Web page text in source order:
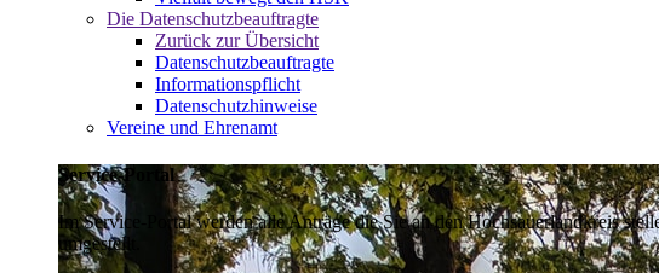
Die Datenschutzbeauftragte
Zurück zur Übersicht
Datenschutzbeauftragte
Informationspflicht
Datenschutzhinweise
Vereine und Ehrenamt
Service-Portal
Im Service-Portal werden alle Anträge die Sie an den Hochsauerlandkreis
umgestellt.